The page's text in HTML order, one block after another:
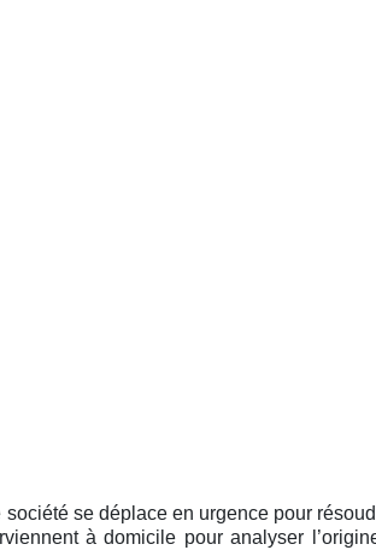
société se déplace en urgence pour
à domicile pour analyser